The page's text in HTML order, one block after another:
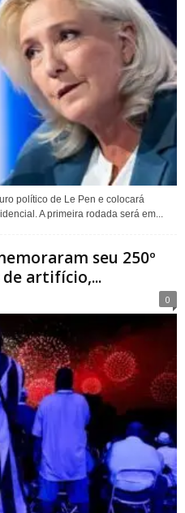
político de Le Pen e colocará
A primeira rodada será em...
seu 250º
artifício,...
0